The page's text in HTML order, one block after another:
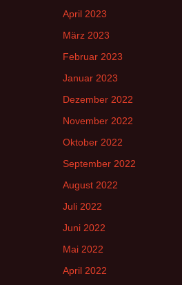
April 2023
März 2023
Februar 2023
Januar 2023
Dezember 2022
November 2022
Oktober 2022
September 2022
August 2022
Juli 2022
Juni 2022
Mai 2022
April 2022